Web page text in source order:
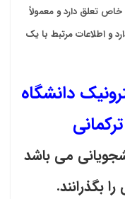
تعلق دارد و معمولاً
و اطلاعات مرتبط با یک
دانشگاه
می باشد
بگذرانند.